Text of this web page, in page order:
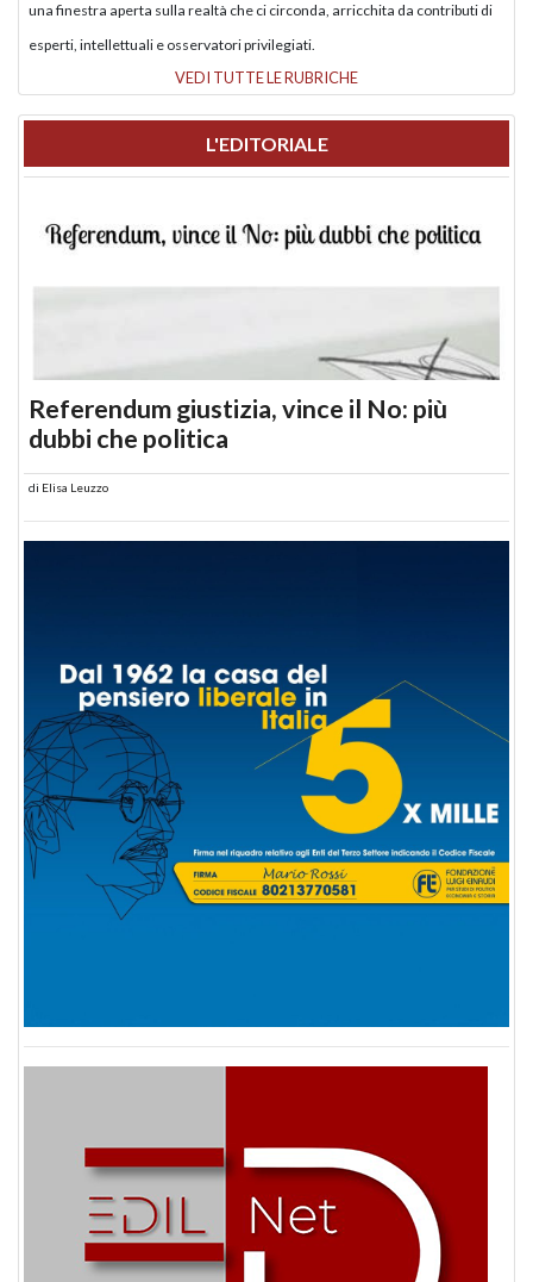
una finestra aperta sulla realtà che ci circonda, arricchita da contributi di
esperti, intellettuali e osservatori privilegiati.
VEDI TUTTE LE RUBRICHE
L'EDITORIALE
Referendum giustizia, vince il No: più
dubbi che politica
di Elisa Leuzzo